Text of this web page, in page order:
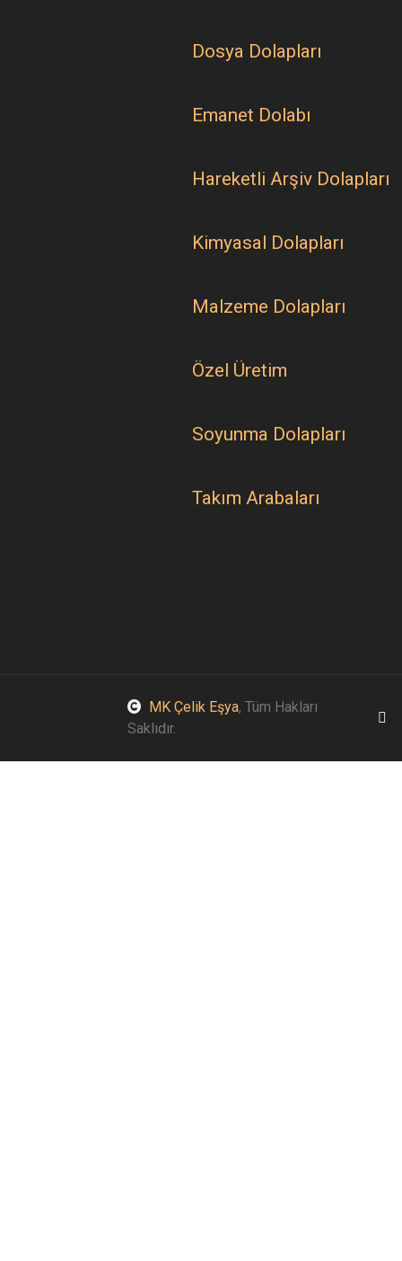
Dosya Dolapları
Emanet Dolabı
Hareketli Arşiv Dolapları
Kimyasal Dolapları
Malzeme Dolapları
Özel Üretim
Soyunma Dolapları
Takım Arabaları
MK Çelik Eşya, Tüm Hakları
Saklıdır.